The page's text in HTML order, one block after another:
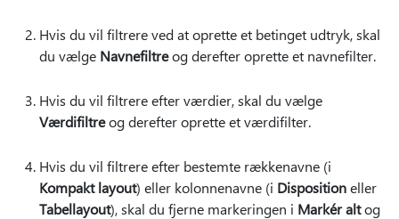
Hvis du vil filtrere ved at oprette et betinget udtryk, skal
du vælge Navnefiltreog derefter oprette et navnefilter.
Hvis du vil filtrere efter værdier, skal du vælge
Værdifiltreog derefter oprette et værdifilter.
Hvis du vil filtrere efter bestemte rækkenavne (i
Kompakt layout) eller kolonnenavne (i Dispositioneller
Tabellayout), skal du fjerne markeringen i Markér altog